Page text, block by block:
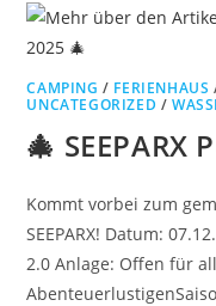
CAMPING / FERIENHAUS
UNCATEGORIZED /
🎄 SEEPARX
Kommt vorbei zum
SEEPARX! Datum:
2.0 Anlage: Offen für